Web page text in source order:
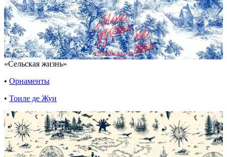
«Сельская жизнь»
• Орнаменты
• Тоиле де Жуи